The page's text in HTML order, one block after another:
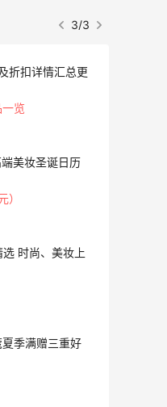
3/3
折扣详情汇总更
览
美妆圣诞日历
时尚、美妆上
季满赠三重好